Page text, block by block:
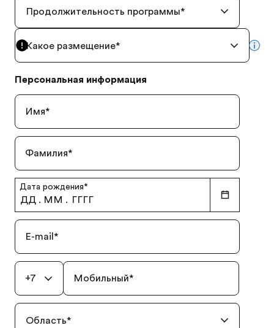
Продолжительность программы*
Какое размещение*
Персональная информация
Имя*
Фамилия*
Дата рождения*
ДД . ММ . ГГГГ
E-mail *
+7 Мобильный*
Область*